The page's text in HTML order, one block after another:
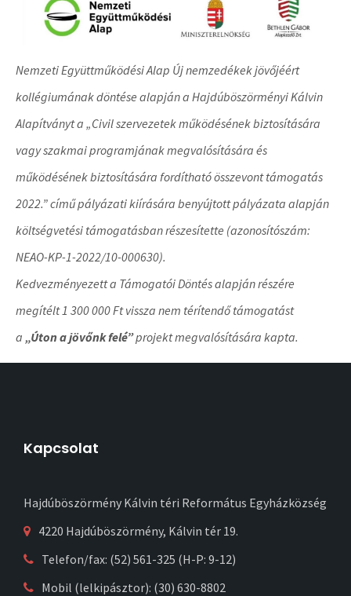
Nemzeti Együttműködési Alap Új nemzedékek jövőjéért
kollégiumának döntése alapján a Hajdúböszörményi Kálvin
Alapítványt a „Civil szervezetek működésének biztosítására
vagy szakmai programjának megvalósítására és
működésének biztosítására fordítható összevont támogatás
2022.” című pályázati kiírására benyújtott pályázata alapján
költségvetési támogatásban részesítette (azonosítószám:
NEAO-KP-1-2022/10-000630).
Kedvezményezett a Támogatói Döntés alapján részére
megítélt 1 300 000 Ft vissza nem térítendő támogatást
a „Úton a jövőnk felé”projekt megvalósítására kapta.
Kapcsolat
Hajdúböszörmény Kálvin téri Református Egyházközség
4220 Hajdúböszörmény, Kálvin tér 19.
Telefon/fax: (52) 561-325 (H-P: 9-12)
Mobil (lelkipásztor): (30) 630-8802